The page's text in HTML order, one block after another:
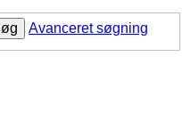
Avanceret søgning